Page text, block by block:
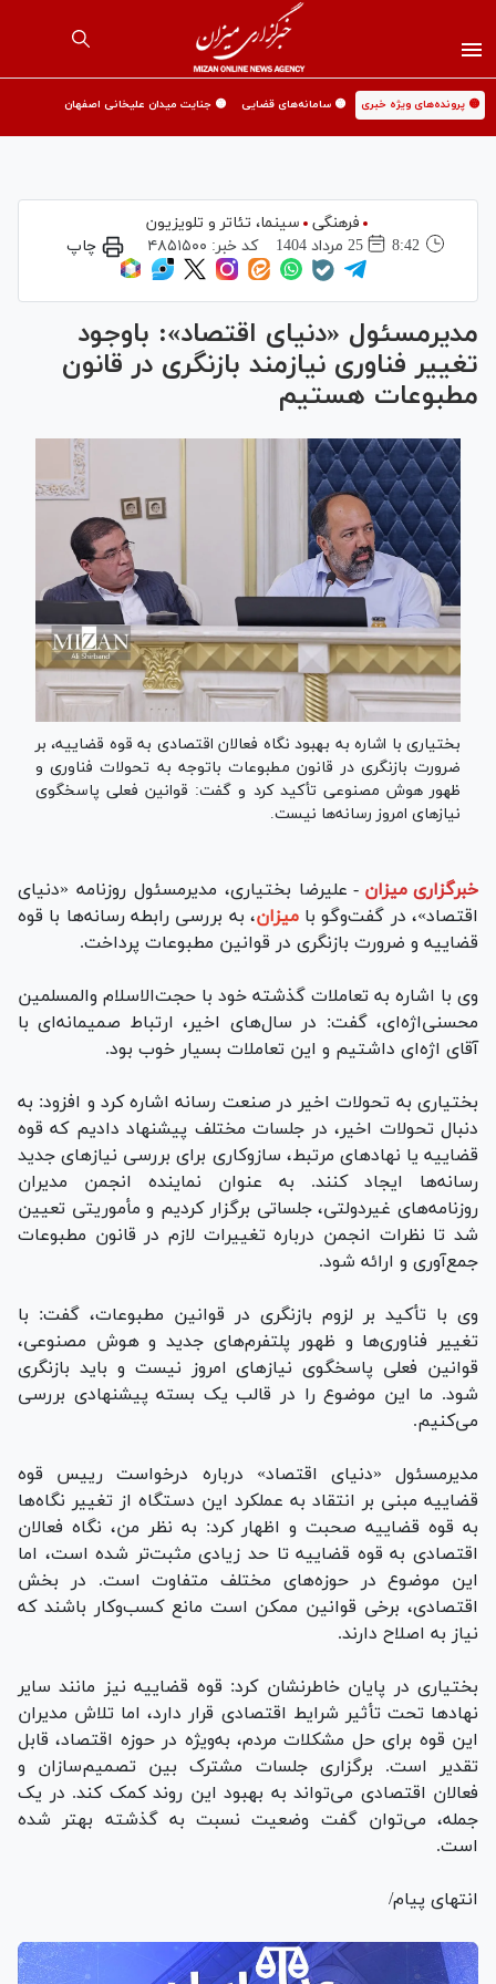
🟡 پرونده‌های ویژه خبری 🟡 سامانه‌های قضایی 🟡 جنایت میدان علیخانی اصفهان
فرهنگی
سینما،‌ تئاتر و تلویزیون
8:42
25 مرداد 1404 کد خبر: ۴۸۵۱۵۰۰ چاپ
مدیرمسئول «دنیای اقتصاد»: باوجود
تغییر فناوری نیازمند بازنگری در قانون
مطبوعات هستیم
بختیاری با اشاره به بهبود نگاه فعالان اقتصادی به قوه قضاییه، بر
ضرورت بازنگری در قانون مطبوعات باتوجه به تحولات فناوری و
ظهور هوش مصنوعی تأکید کرد و گفت: قوانین فعلی پاسخگوی
نیاز‌های امروز رسانه‌ها نیست.
خبرگزاری میزان - علیرضا بختیاری، مدیرمسئول روزنامه «دنیای
اقتصاد»، در گفت‌و‌گو بامیزان، به بررسی رابطه رسانه‌ها با قوه
قضاییه و ضرورت بازنگری در قوانین مطبوعات پرداخت.
وی با اشاره به تعاملات گذشته خود با حجت‌الاسلام والمسلمین
محسنی‌اژه‌ای، گفت: در سال‌های اخیر، ارتباط صمیمانه‌ای با
آقای اژه‌ای داشتیم و این تعاملات بسیار خوب بود.
بختیاری به تحولات اخیر در صنعت رسانه اشاره کرد و افزود: به
دنبال تحولات اخیر، در جلسات مختلف پیشنهاد دادیم که قوه
قضاییه یا نهاد‌های مرتبط، سازوکاری برای بررسی نیاز‌های جدید
رسانه‌ها ایجاد کنند. به عنوان نماینده انجمن مدیران
روزنامه‌های غیردولتی، جلساتی برگزار کردیم و مأموریتی تعیین
شد تا نظرات انجمن درباره تغییرات لازم در قانون مطبوعات
جمع‌آوری و ارائه شود.
وی با تأکید بر لزوم بازنگری در قوانین مطبوعات، گفت: با
تغییر فناوری‌ها و ظهور پلتفرم‌های جدید و هوش مصنوعی،
قوانین فعلی پاسخگوی نیاز‌های امروز نیست و باید بازنگری
شود. ما این موضوع را در قالب یک بسته پیشنهادی بررسی
می‌کنیم.
مدیرمسئول «دنیای اقتصاد» درباره درخواست رییس قوه
قضاییه مبنی بر انتقاد به عملکرد این دستگاه از تغییر نگاه‌ها
به قوه قضاییه صحبت و اظهار کرد: به نظر من، نگاه فعالان
اقتصادی به قوه قضاییه تا حد زیادی مثبت‌تر شده است، اما
این موضوع در حوزه‌های مختلف متفاوت است. در بخش
اقتصادی، برخی قوانین ممکن است مانع کسب‌وکار باشند که
نیاز به اصلاح دارند.
بختیاری در پایان خاطرنشان کرد: قوه قضاییه نیز مانند سایر
نهاد‌ها تحت تأثیر شرایط اقتصادی قرار دارد، اما تلاش مدیران
این قوه برای حل مشکلات مردم، به‌ویژه در حوزه اقتصاد، قابل
تقدیر است. برگزاری جلسات مشترک بین تصمیم‌سازان و
فعالان اقتصادی می‌تواند به بهبود این روند کمک کند. در یک
جمله، می‌توان گفت وضعیت نسبت به گذشته بهتر شده
است.
انتهای پیام/